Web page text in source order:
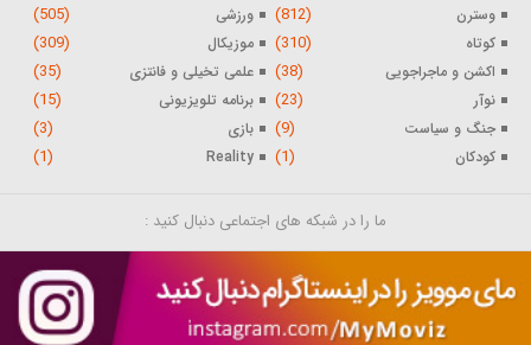
وسترن (812) ورزشی (505)
کوتاه (310) موزیکال (309)
اکشن و ماجراجویی (38) علمی تخیلی و فانتزی (35)
نوآر (23) برنامه تلویزیونی (15)
جنگ و سیاست (9) بازی (3)
کودکان (1)
Reality
(1)
ما را در شبکه های اجتماعی دنبال کنید :